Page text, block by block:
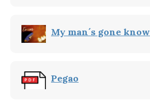
My man´s gone know
Pegao